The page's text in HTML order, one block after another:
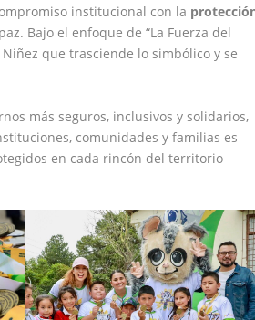
institucional con la
Bajo el enfoque de “La Fuerza del
que trasciende lo simbólico y se
más seguros, inclusivos y solidarios,
comunidades y familias es
en cada rincón del territorio